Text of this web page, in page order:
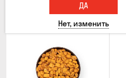
КУКУРУЗА
ДА
Нет, изменить